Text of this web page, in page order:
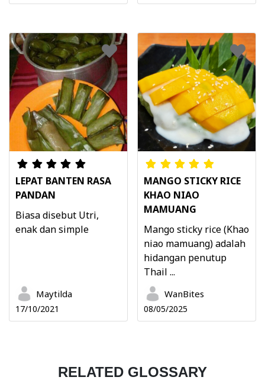
LEPAT BANTEN RASA
PANDAN
Biasa disebut Utri,
enak dan simple
Maytilda
17/10/2021
MANGO STICKY RICE
KHAO NIAO
MAMUANG
Mango sticky rice (Khao
niao mamuang) adalah
hidangan penutup
Thail ...
WanBites
08/05/2025
RELATED GLOSSARY